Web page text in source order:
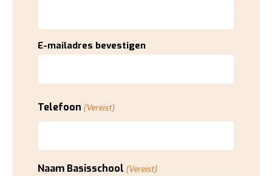
E-mailadres bevestigen
Telefoon (Vereist)
Naam Basisschool (Vereist)